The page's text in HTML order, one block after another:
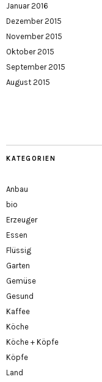
Januar 2016
Dezember 2015
November 2015
Oktober 2015
September 2015
August 2015
KATEGORIEN
Anbau
bio
Erzeuger
Essen
Flüssig
Garten
Gemüse
Gesund
Kaffee
Köche
Köche + Köpfe
Köpfe
Land